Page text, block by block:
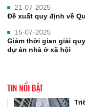
21-07-2025
Đề xuất quy định về
15-07-2025
Giảm thời gian giải
dự án nhà ở xã hội
TIN NỔI BẬT